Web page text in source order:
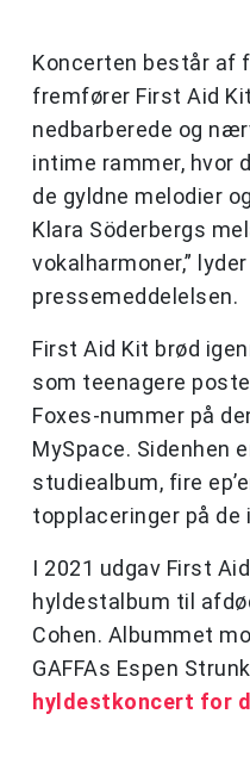
Koncerten består af
fremfører First Aid
nedbarberede og
intime rammer, hvor
de gyldne melodier
Klara Söderbergs
vokalharmoner,”
pressemeddelelsen.
First Aid Kit brød
som teenagere
Foxes-nummer på
MySpace. Sidenhen
studiealbum, fire
topplaceringer på
I 2021 udgav First
hyldestalbum til
Cohen. Albummet
GAFFAs Espen
hyldestkoncert for